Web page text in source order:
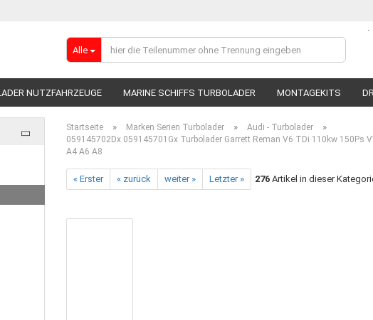
Alle
.
NUTZFAHRZEUGE MARINE SCHIFFS TURBOLADER MONTAGEKITS
Startseite » Marken Serien Turbolader » Audi - Turbolader »
059145702Dx 059145701Gx Turbolader Garrett Reman V6 TDi 110kw 150Ps
A4 A6 A8
« Erster « zurück weiter » Letzter » 276Artikel in dieser